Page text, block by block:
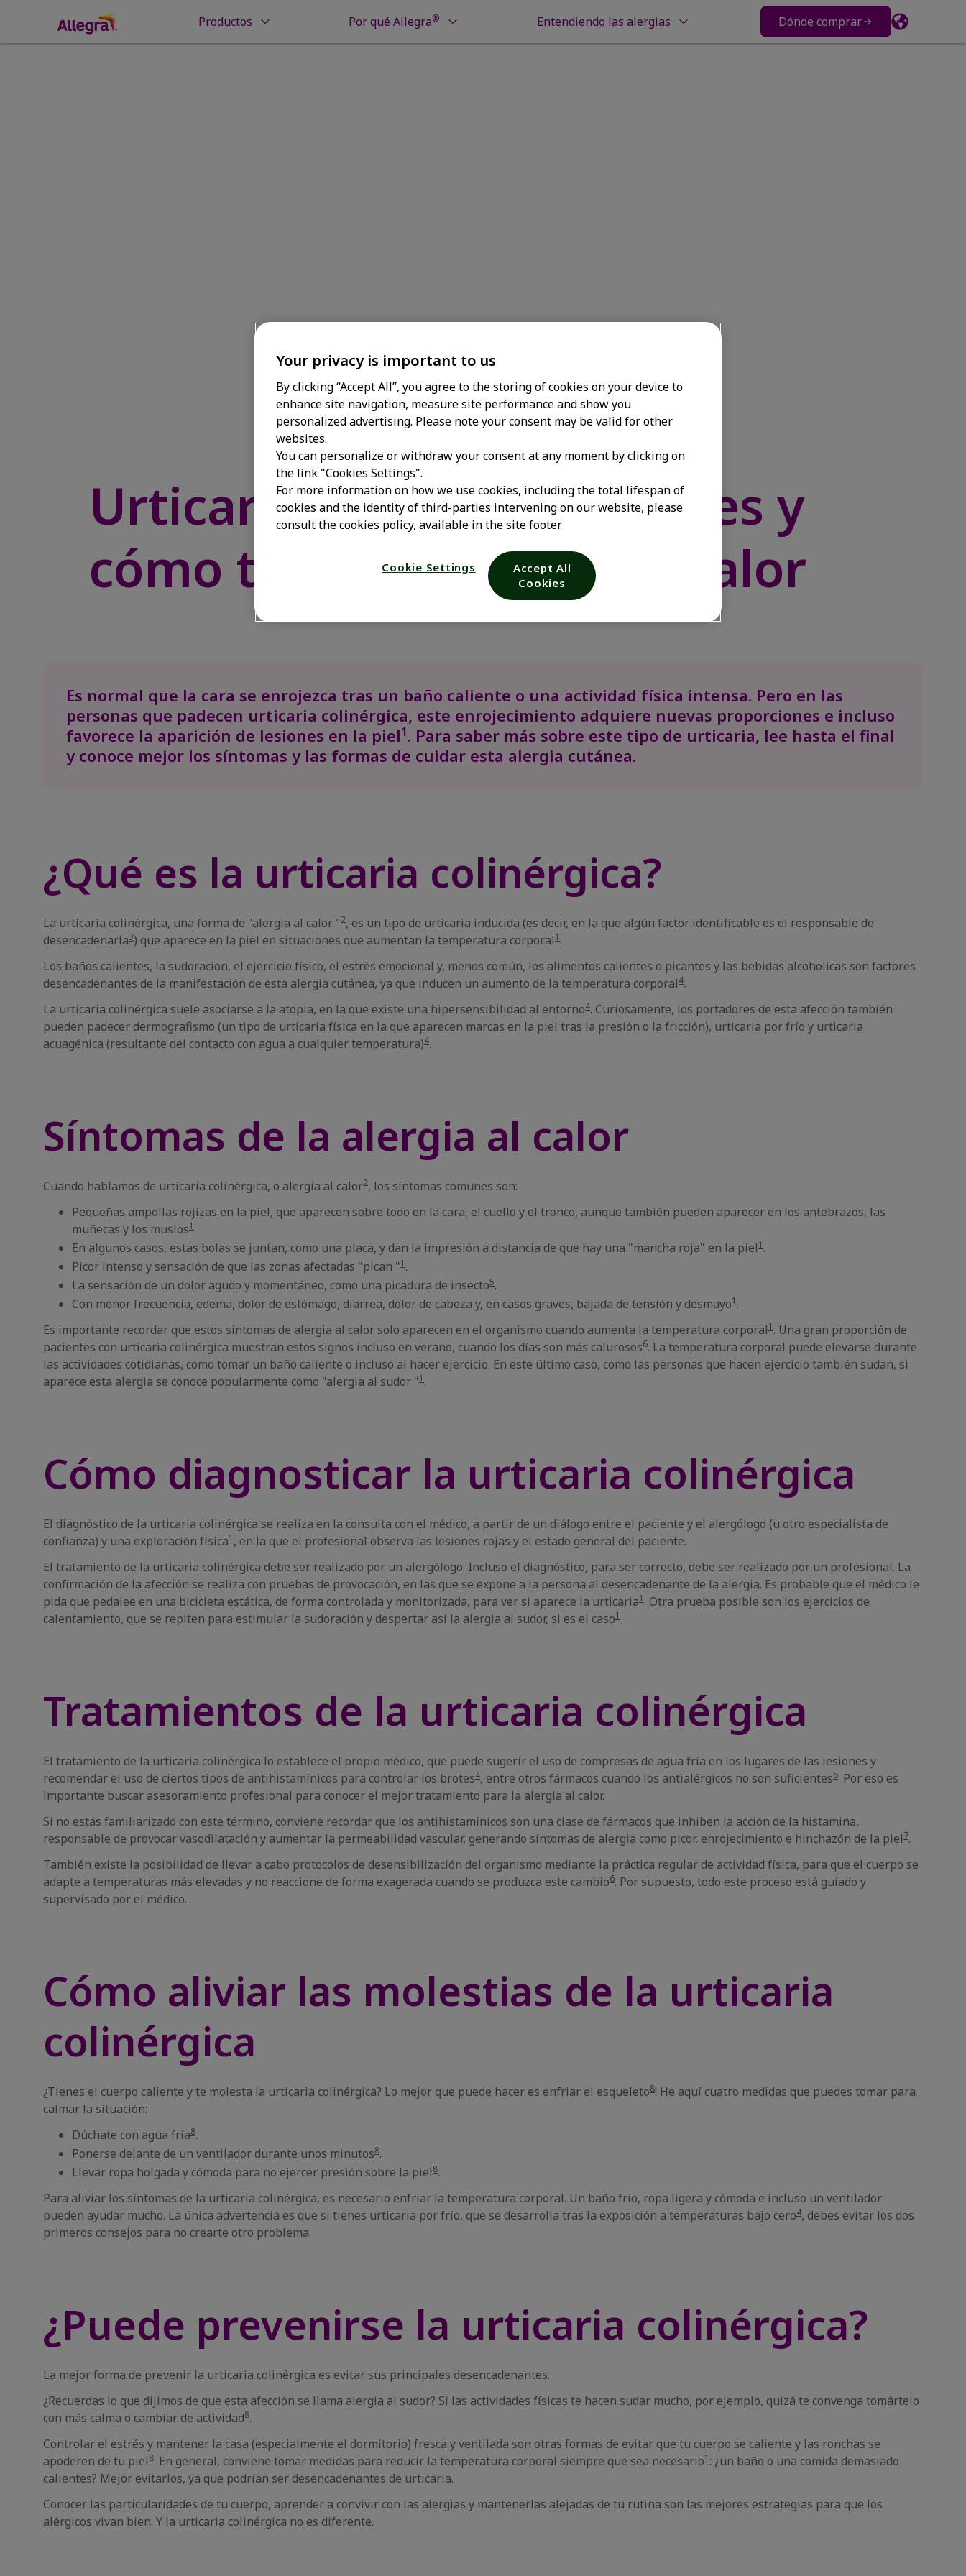
Productos Por qué Allegra® Entendiendo las alergias Dónde comprar
Urticaria colinérgica: qué es y
cómo tratar la alergia al calor
Es normal que la cara se enrojezca tras un baño caliente o una actividad física intensa. Pero en las
personas que padecen urticaria colinérgica, este enrojecimiento adquiere nuevas proporciones e incluso
favorece la aparición de lesiones en la piel1. Para saber más sobre este tipo de urticaria, lee hasta el final
y conoce mejor los síntomas y las formas de cuidar esta alergia cutánea.
¿Qué es la urticaria colinérgica?
La urticaria colinérgica, una forma de "alergia al calor "2, es un tipo de urticaria inducida (es decir, en la que algún factor identificable es el responsable de
desencadenarla3) que aparece en la piel en situaciones que aumentan la temperatura corporal1 .
Los baños calientes, la sudoración, el ejercicio físico, el estrés emocional y, menos común, los alimentos calientes o picantes y las bebidas alcohólicas son factores
desencadenantes de la manifestación de esta alergia cutánea, ya que inducen un aumento de la temperatura corporal4.
La urticaria colinérgica suele asociarse a la atopia, en la que existe una hipersensibilidad al entorno4. Curiosamente, los portadores de esta afección también
pueden padecer dermografismo (un tipo de urticaria física en la que aparecen marcas en la piel tras la presión o la fricción), urticaria por frío y urticaria
acuagénica (resultante del contacto con agua a cualquier temperatura)4.
Síntomas de la alergia al calor
Cuando hablamos de urticaria colinérgica, o alergia al calor2, los síntomas comunes son:
Pequeñas ampollas rojizas en la piel, que aparecen sobre todo en la cara, el cuello y el tronco, aunque también pueden aparecer en los antebrazos, las
muñecas y los muslos1 .
En algunos casos, estas bolas se juntan, como una placa, y dan la impresión a distancia de que hay una "mancha roja" en la piel1 .
Picor intenso y sensación de que las zonas afectadas "pican "1 .
La sensación de un dolor agudo y momentáneo, como una picadura de insecto5.
Con menor frecuencia, edema, dolor de estómago, diarrea, dolor de cabeza y, en casos graves, bajada de tensión y desmayo1 .
Es importante recordar que estos síntomas de alergia al calor solo aparecen en el organismo cuando aumenta la temperatura corporal1 . Una gran proporción de
pacientes con urticaria colinérgica muestran estos signos incluso en verano, cuando los días son más calurosos6. La temperatura corporal puede elevarse durante
las actividades cotidianas, como tomar un baño caliente o incluso al hacer ejercicio. En este último caso, como las personas que hacen ejercicio también sudan, si
aparece esta alergia se conoce popularmente como "alergia al sudor "1 .
Cómo diagnosticar la urticaria colinérgica
El diagnóstico de la urticaria colinérgica se realiza en la consulta con el médico, a partir de un diálogo entre el paciente y el alergólogo (u otro especialista de
confianza) y una exploración física1 , en la que el profesional observa las lesiones rojas y el estado general del paciente.
El tratamiento de la urticaria colinérgica debe ser realizado por un alergólogo. Incluso el diagnóstico, para ser correcto, debe ser realizado por un profesional. La
confirmación de la afección se realiza con pruebas de provocación, en las que se expone a la persona al desencadenante de la alergia. Es probable que el médico le
pida que pedalee en una bicicleta estática, de forma controlada y monitorizada, para ver si aparece la urticaria1 . Otra prueba posible son los ejercicios de
calentamiento, que se repiten para estimular la sudoración y despertar así la alergia al sudor, si es el caso1 .
Tratamientos de la urticaria colinérgica
El tratamiento de la urticaria colinérgica lo establece el propio médico, que puede sugerir el uso de compresas de agua fría en los lugares de las lesiones y
recomendar el uso de ciertos tipos de antihistamínicos para controlar los brotes4, entre otros fármacos cuando los antialérgicos no son suficientes6. Por eso es
importante buscar asesoramiento profesional para conocer el mejor tratamiento para la alergia al calor.
Si no estás familiarizado con este término, conviene recordar que los antihistamínicos son una clase de fármacos que inhiben la acción de la histamina,
responsable de provocar vasodilatación y aumentar la permeabilidad vascular, generando síntomas de alergia como picor, enrojecimiento e hinchazón de la piel7.
También existe la posibilidad de llevar a cabo protocolos de desensibilización del organismo mediante la práctica regular de actividad física, para que el cuerpo se
adapte a temperaturas más elevadas y no reaccione de forma exagerada cuando se produzca este cambio6. Por supuesto, todo este proceso está guiado y
supervisado por el médico.
Cómo aliviar las molestias de la urticaria
colinérgica
¿Tienes el cuerpo caliente y te molesta la urticaria colinérgica? Lo mejor que puede hacer es enfriar el esqueleto8! He aquí cuatro medidas que puedes tomar para
calmar la situación:
Dúchate con agua fría8.
Ponerse delante de un ventilador durante unos minutos8.
Llevar ropa holgada y cómoda para no ejercer presión sobre la piel8.
Para aliviar los síntomas de la urticaria colinérgica, es necesario enfriar la temperatura corporal. Un baño frío, ropa ligera y cómoda e incluso un ventilador
pueden ayudar mucho. La única advertencia es que si tienes urticaria por frío, que se desarrolla tras la exposición a temperaturas bajo cero4, debes evitar los dos
primeros consejos para no crearte otro problema.
¿Puede prevenirse la urticaria colinérgica?
La mejor forma de prevenir la urticaria colinérgica es evitar sus principales desencadenantes.
¿Recuerdas lo que dijimos de que esta afección se llama alergia al sudor? Si las actividades físicas te hacen sudar mucho, por ejemplo, quizá te convenga tomártelo
con más calma o cambiar de actividad8.
Controlar el estrés y mantener la casa (especialmente el dormitorio) fresca y ventilada son otras formas de evitar que tu cuerpo se caliente y las ronchas se
apoderen de tu piel8. En general, conviene tomar medidas para reducir la temperatura corporal siempre que sea necesario1 : ¿un baño o una comida demasiado
calientes? Mejor evitarlos, ya que podrían ser desencadenantes de urticaria.
Conocer las particularidades de tu cuerpo, aprender a convivir con las alergias y mantenerlas alejadas de tu rutina son las mejores estrategias para que los
alérgicos vivan bien. Y la urticaria colinérgica no es diferente.
Your privacy is important to us
By clicking “Accept All”, you agree to the storing of cookies on your device to
enhance site navigation, measure site performance and show you
personalized advertising. Please note your consent may be valid for other
websites.
You can personalize or withdraw your consent at any moment by clicking on
the link "Cookies Settings".
For more information on how we use cookies, including the total lifespan of
cookies and the identity of third-parties intervening on our website, please
consult the cookies policy, available in the site footer.
Cookie Settings
Accept All
Cookies